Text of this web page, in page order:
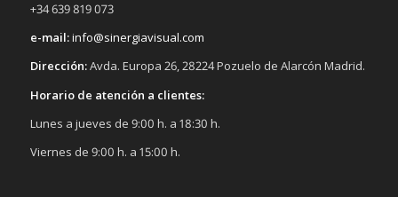
+34 639 819 073
e-mail:info@sinergiavisual.com
Dirección:Avda. Europa 26, 28224 Pozuelo de Alarcón Madrid.
Horario de atención a clientes:
Lunes a jueves de 9:00 h. a 18:30 h.
Viernes de 9:00 h. a 15:00 h.